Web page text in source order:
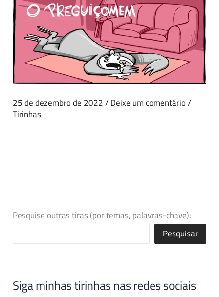
25 de dezembro de 2022/Deixe um comentário/
Tirinhas
Pesquise outras tiras (por temas, palavras-chave):
Pesquisar
Siga minhas tirinhas nas redes sociais